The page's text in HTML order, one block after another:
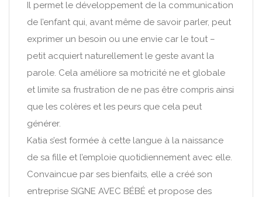
Il permet le développement de la communication
de l’enfant qui, avant même de savoir parler, peut
exprimer un besoin ou une envie car le tout –
petit acquiert naturellement le geste avant la
parole. Cela améliore sa motricité ne et globale
et limite sa frustration de ne pas être compris ainsi
que les colères et les peurs que cela peut
générer.
Katia s’est formée à cette langue à la naissance
de sa fille et l’emploie quotidiennement avec elle.
Convaincue par ses bienfaits, elle a créé son
entreprise SIGNE AVEC BÉBÉ et propose des